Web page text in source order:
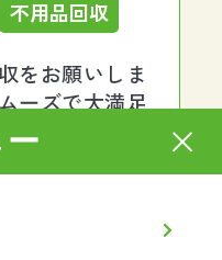
ー
不用品回収
をお願いしま
ーズで大満足
手際がよく、
していただけ
任せできまし
初から最後ま